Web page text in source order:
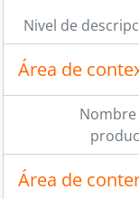
Nivel de
Área de
Nombre
Área de